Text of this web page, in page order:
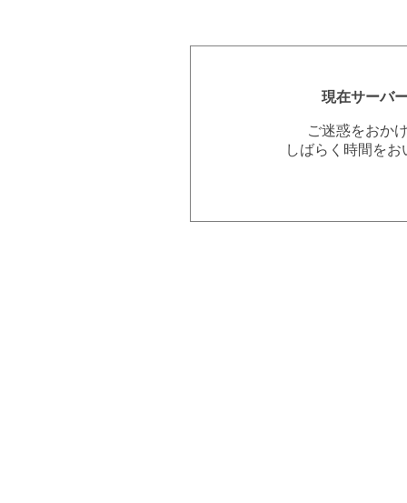
現在サーバ
ご迷惑をおか
しばらく時間を